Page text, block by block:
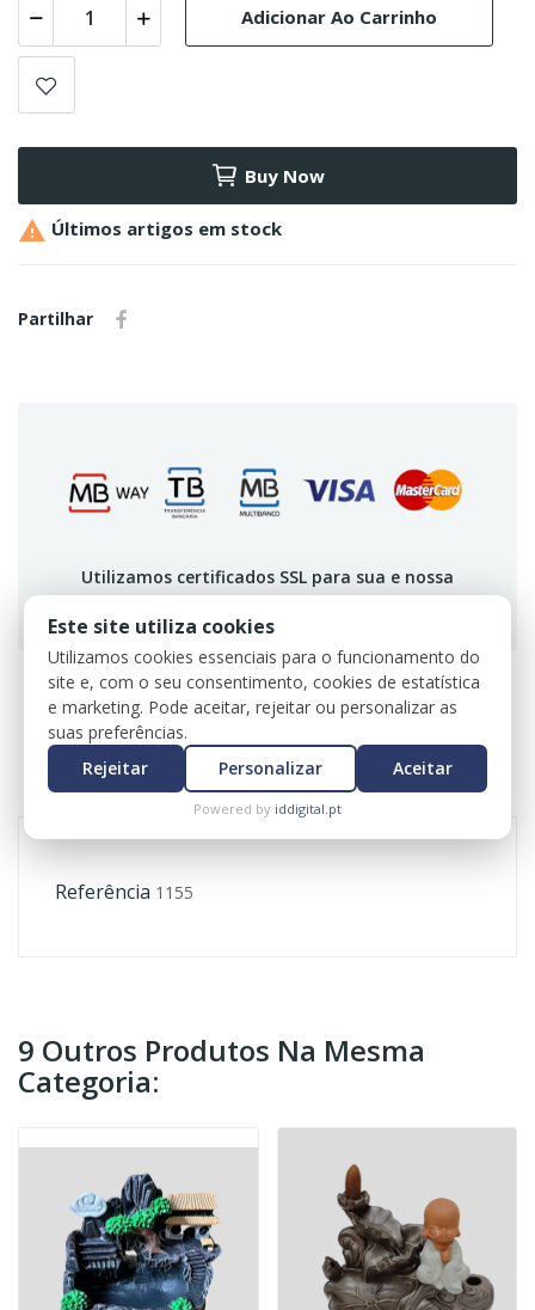
Adicionar Ao Carrinho
Buy Now
 Últimos artigos em stock
Partilhar
Utilizamos certificados SSL para sua e nossa
segurança.
DADOS DO PRODUTO
REVIEWS
Referência 1155
9 Outros Produtos Na Mesma
Categoria:
Este site utiliza cookies
Utilizamos cookies essenciais para o funcionamento do
site e, com o seu consentimento, cookies de estatística
e marketing. Pode aceitar, rejeitar ou personalizar as
suas preferências.
Rejeitar
Personalizar Aceitar
Powered by iddigital.pt